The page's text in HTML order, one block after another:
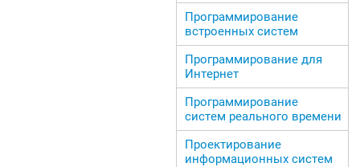
Программирование
встроенных систем
Программирование для
Интернет
Программирование
систем реального времени
Проектирование
информационных систем